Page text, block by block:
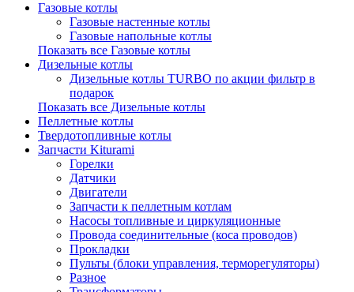
Газовые котлы
Газовые настенные котлы
Газовые напольные котлы
Показать все Газовые котлы
Дизельные котлы
Дизельные котлы TURBO по акции фильтр в
подарок
Показать все Дизельные котлы
Пеллетные котлы
Твердотопливные котлы
Запчасти Kiturami
Горелки
Датчики
Двигатели
Запчасти к пеллетным котлам
Насосы топливные и циркуляционные
Провода соединительные (коса проводов)
Прокладки
Пульты (блоки управления, терморегуляторы)
Разное